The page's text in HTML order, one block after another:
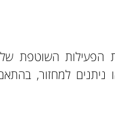
הפעילות השוטפת
ניתנים למחזור,